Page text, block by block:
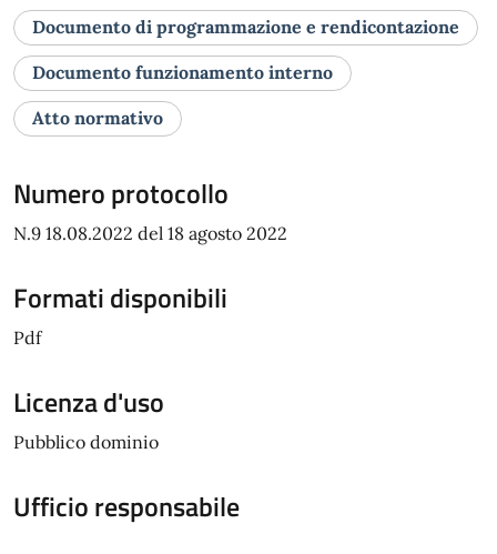
Documento di programmazione e rendicontazione
Documento funzionamento interno
Atto normativo
Numero protocollo
N.9 18.08.2022 del 18 agosto 2022
Formati disponibili
Pdf
Licenza d'uso
Pubblico dominio
Ufficio responsabile